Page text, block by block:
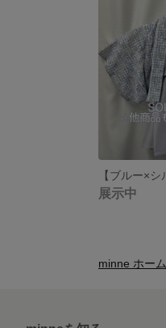
展示中
minne ホーム